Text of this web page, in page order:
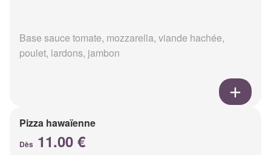
Base sauce tomate, mozzarella, viande hachée,
poulet, lardons, jambon
Pizza hawaïenne
Dès 11.00 €